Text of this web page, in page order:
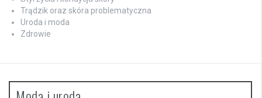
Trądzik oraz skóra problematyczna
Uroda i moda
Zdrowie